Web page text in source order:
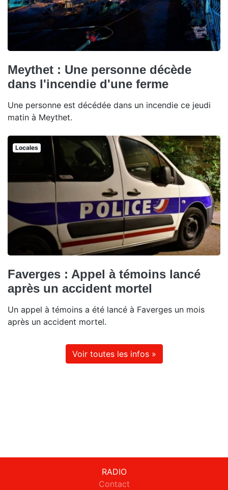
Meythet : Une personne décède
dans l'incendie d'une ferme
Une personne est décédée dans un incendie ce jeudi
matin à Meythet.
Locales
Faverges : Appel à témoins lancé
après un accident mortel
Un appel à témoins a été lancé à Faverges un mois
après un accident mortel.
Voir toutes les infos »
RADIO
Contact